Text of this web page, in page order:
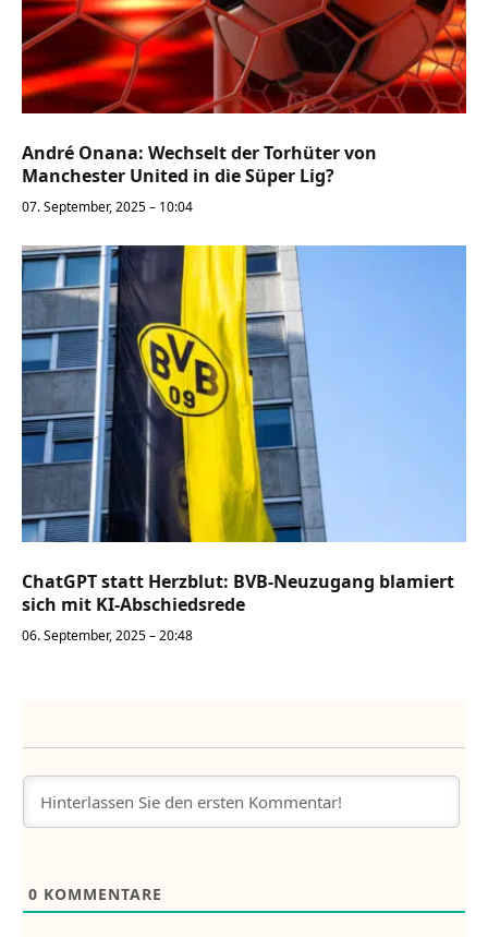
André Onana: Wechselt der Torhüter von
Manchester United in die Süper Lig?
07. September, 2025 – 10:04
ChatGPT statt Herzblut: BVB-Neuzugang blamiert
sich mit KI-Abschiedsrede
06. September, 2025 – 20:48
0 KOMMENTARE